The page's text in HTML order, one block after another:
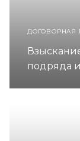
ДОГОВОРНАЯ
подряда